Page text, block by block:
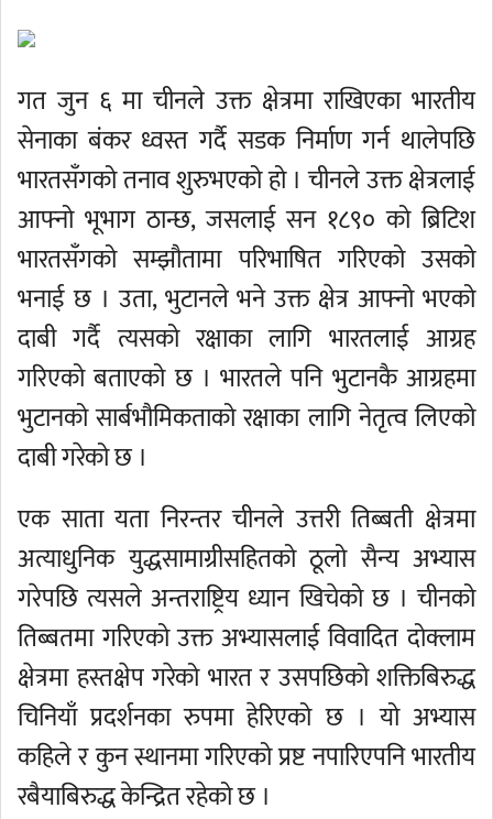
गत जुन ६ मा चीनले उक्त क्षेत्रमा राखिएका भारतीय
सेनाका बंकर ध्वस्त गर्दै सडक निर्माण गर्न थालेपछि
भारतसँगको तनाव शुरुभएको हो । चीनले उक्त क्षेत्रलाई
आफ्नो भूभाग ठान्छ, जसलाई सन १८९० को ब्रिटिश
भारतसँगको सम्झौतामा परिभाषित गरिएको उसको
भनाई छ । उता, भुटानले भने उक्त क्षेत्र आफ्नो भएको
दाबी गर्दै त्यसको रक्षाका लागि भारतलाई आग्रह
गरिएको बताएको छ । भारतले पनि भुटानकै आग्रहमा
भुटानको सार्बभौमिकताको रक्षाका लागि नेतृत्व लिएको
दाबी गरेको छ ।
एक साता यता निरन्तर चीनले उत्तरी तिब्बती क्षेत्रमा
अत्याधुनिक युद्धसामाग्रीसहितको ठूलो सैन्य अभ्यास
गरेपछि त्यसले अन्तराष्ट्रिय ध्यान खिचेको छ । चीनको
तिब्बतमा गरिएको उक्त अभ्यासलाई विवादित दोक्लाम
क्षेत्रमा हस्तक्षेप गरेको भारत र उसपछिको शक्तिबिरुद्ध
चिनियाँ प्रदर्शनका रुपमा हेरिएको छ । यो अभ्यास
कहिले र कुन स्थानमा गरिएको प्रष्ट नपारिएपनि भारतीय
रबैयाबिरुद्ध केन्द्रित रहेको छ ।